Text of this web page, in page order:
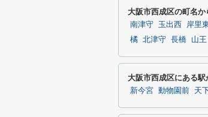
大阪市西成区の町名か
南津守 玉出西 岸里
橘 北津守 長橋 山王
大阪市西成区にある駅
新今宮 動物園前 天